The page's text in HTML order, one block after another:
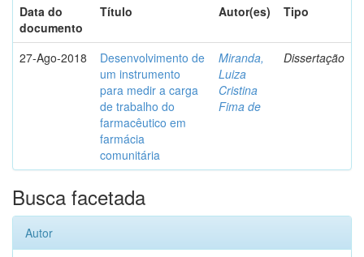
Data do
documento
Título Autor(es) Tipo
27-Ago-2018
Desenvolvimento de
um instrumento
para medir a carga
de trabalho do
farmacêutico em
farmácia
comunitária
Miranda,
Luiza
Cristina
Fima de
Dissertação
Busca facetada
Autor